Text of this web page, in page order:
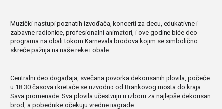
Muzički nastupi poznatih izvođača, koncerti za decu, edukativne i
zabavne radionice, profesionalni animatori, i ove godine biće deo
programa na obali tokom Karnevala brodova kojim se simbolično
skreće pažnja na naše reke i obale.
Centralni deo događaja, svečana povorka dekorisanih plovila, počeće
u 18:30 časova i kretaće se uzvodno od Brankovog mosta do kraja
Sava promenade. Sva plovila učestvuju u izboru za najlepše dekorisan
brod, a pobednike očekuju vredne nagrade.